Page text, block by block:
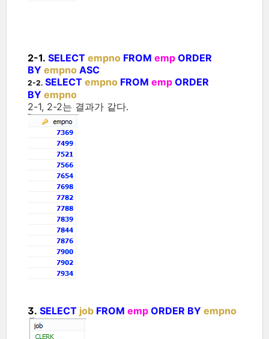
2-1. SELECT empno FROM emp ORDER
BY empno ASC
2-2. SELECT empno FROM emp ORDER
BY empno
2-1, 2-2는 결과가 같다.
3. SELECT job FROM emp ORDER BY empno